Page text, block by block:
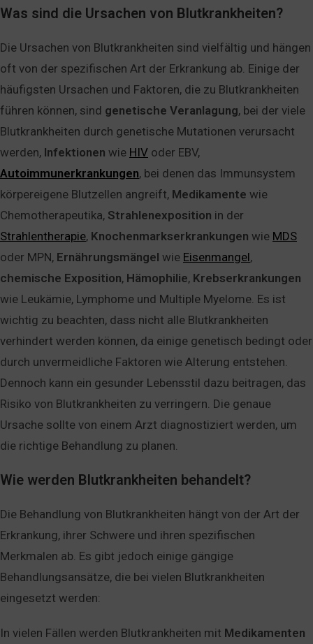
Was sind die Ursachen von Blutkrankheiten?
Die Ursachen von Blutkrankheiten sind vielfältig und hängen
oft von der spezifischen Art der Erkrankung ab. Einige der
häufigsten Ursachen und Faktoren, die zu Blutkrankheiten
führen können, sind genetische Veranlagung, bei der viele
Blutkrankheiten durch genetische Mutationen verursacht
werden, Infektionen wie HIV oder EBV,
Autoimmunerkrankungen, bei denen das Immunsystem
körpereigene Blutzellen angreift, Medikamente wie
Chemotherapeutika, Strahlenexposition in der
Strahlentherapie, Knochenmarkserkrankungen wie MDS
oder MPN, Ernährungsmängel wie Eisenmangel,
chemische Exposition, Hämophilie, Krebserkrankungen
wie Leukämie, Lymphome und Multiple Myelome. Es ist
wichtig zu beachten, dass nicht alle Blutkrankheiten
verhindert werden können, da einige genetisch bedingt oder
durch unvermeidliche Faktoren wie Alterung entstehen.
Dennoch kann ein gesunder Lebensstil dazu beitragen, das
Risiko von Blutkrankheiten zu verringern. Die genaue
Ursache sollte von einem Arzt diagnostiziert werden, um
die richtige Behandlung zu planen.
Wie werden Blutkrankheiten behandelt?
Die Behandlung von Blutkrankheiten hängt von der Art der
Erkrankung, ihrer Schwere und ihren spezifischen
Merkmalen ab. Es gibt jedoch einige gängige
Behandlungsansätze, die bei vielen Blutkrankheiten
eingesetzt werden:
In vielen Fällen werden Blutkrankheiten mit Medikamenten